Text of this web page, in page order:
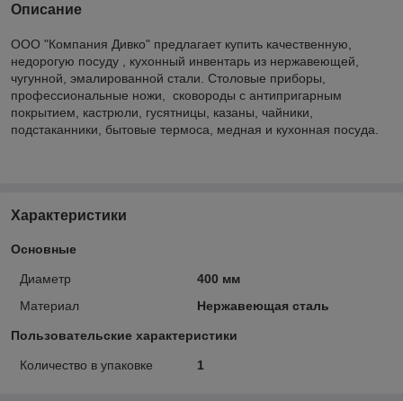
Описание
ООО "Компания Дивко" предлагает купить качественную,
недорогую посуду , кухонный инвентарь из нержавеющей,
чугунной, эмалированной стали. Столовые приборы,
профессиональные ножи, сковороды с антипригарным
покрытием, кастрюли, гусятницы, казаны, чайники,
подстаканники, бытовые термоса, медная и кухонная посуда.
Характеристики
Основные
Диаметр
400 мм
Материал
Нержавеющая сталь
Пользовательские характеристики
Количество в упаковке 1